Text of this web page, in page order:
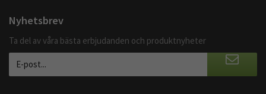
Nyhetsbrev
Ta del av våra bästa erbjudanden och produktnyheter